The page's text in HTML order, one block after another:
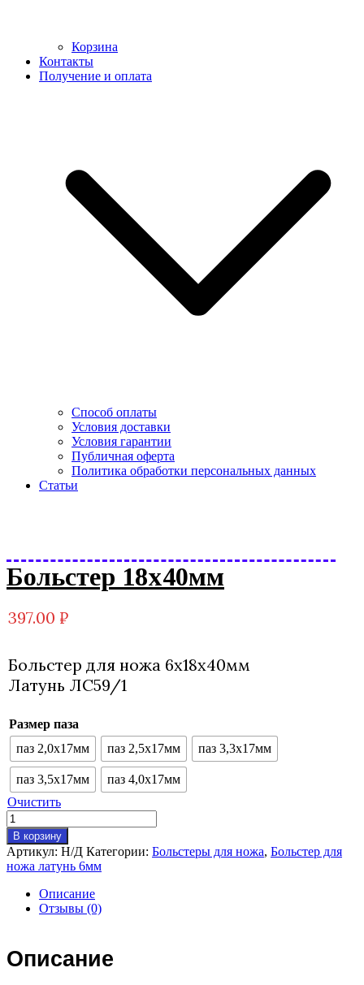
Корзина
Контакты
Получение и оплата
Способ оплаты
Условия доставки
Условия гарантии
Публичная оферта
Политика обработки персональных данных
Статьи
Больстер 18х40мм
397.00 ₽
Больстер для ножа 6х18х40мм
Латунь ЛС59/1
Размер паза
паз 2,0х17мм
паз 2,5х17мм паз 3,3х17мм
паз 3,5х17мм
паз 4,0х17мм
Очистить
Количество
товара
Больстер
18х40мм
В корзину
Артикул: Н/Д Категории: Больстеры для ножа, Больстер для
ножа латунь 6мм
Описание
Отзывы (0)
Описание